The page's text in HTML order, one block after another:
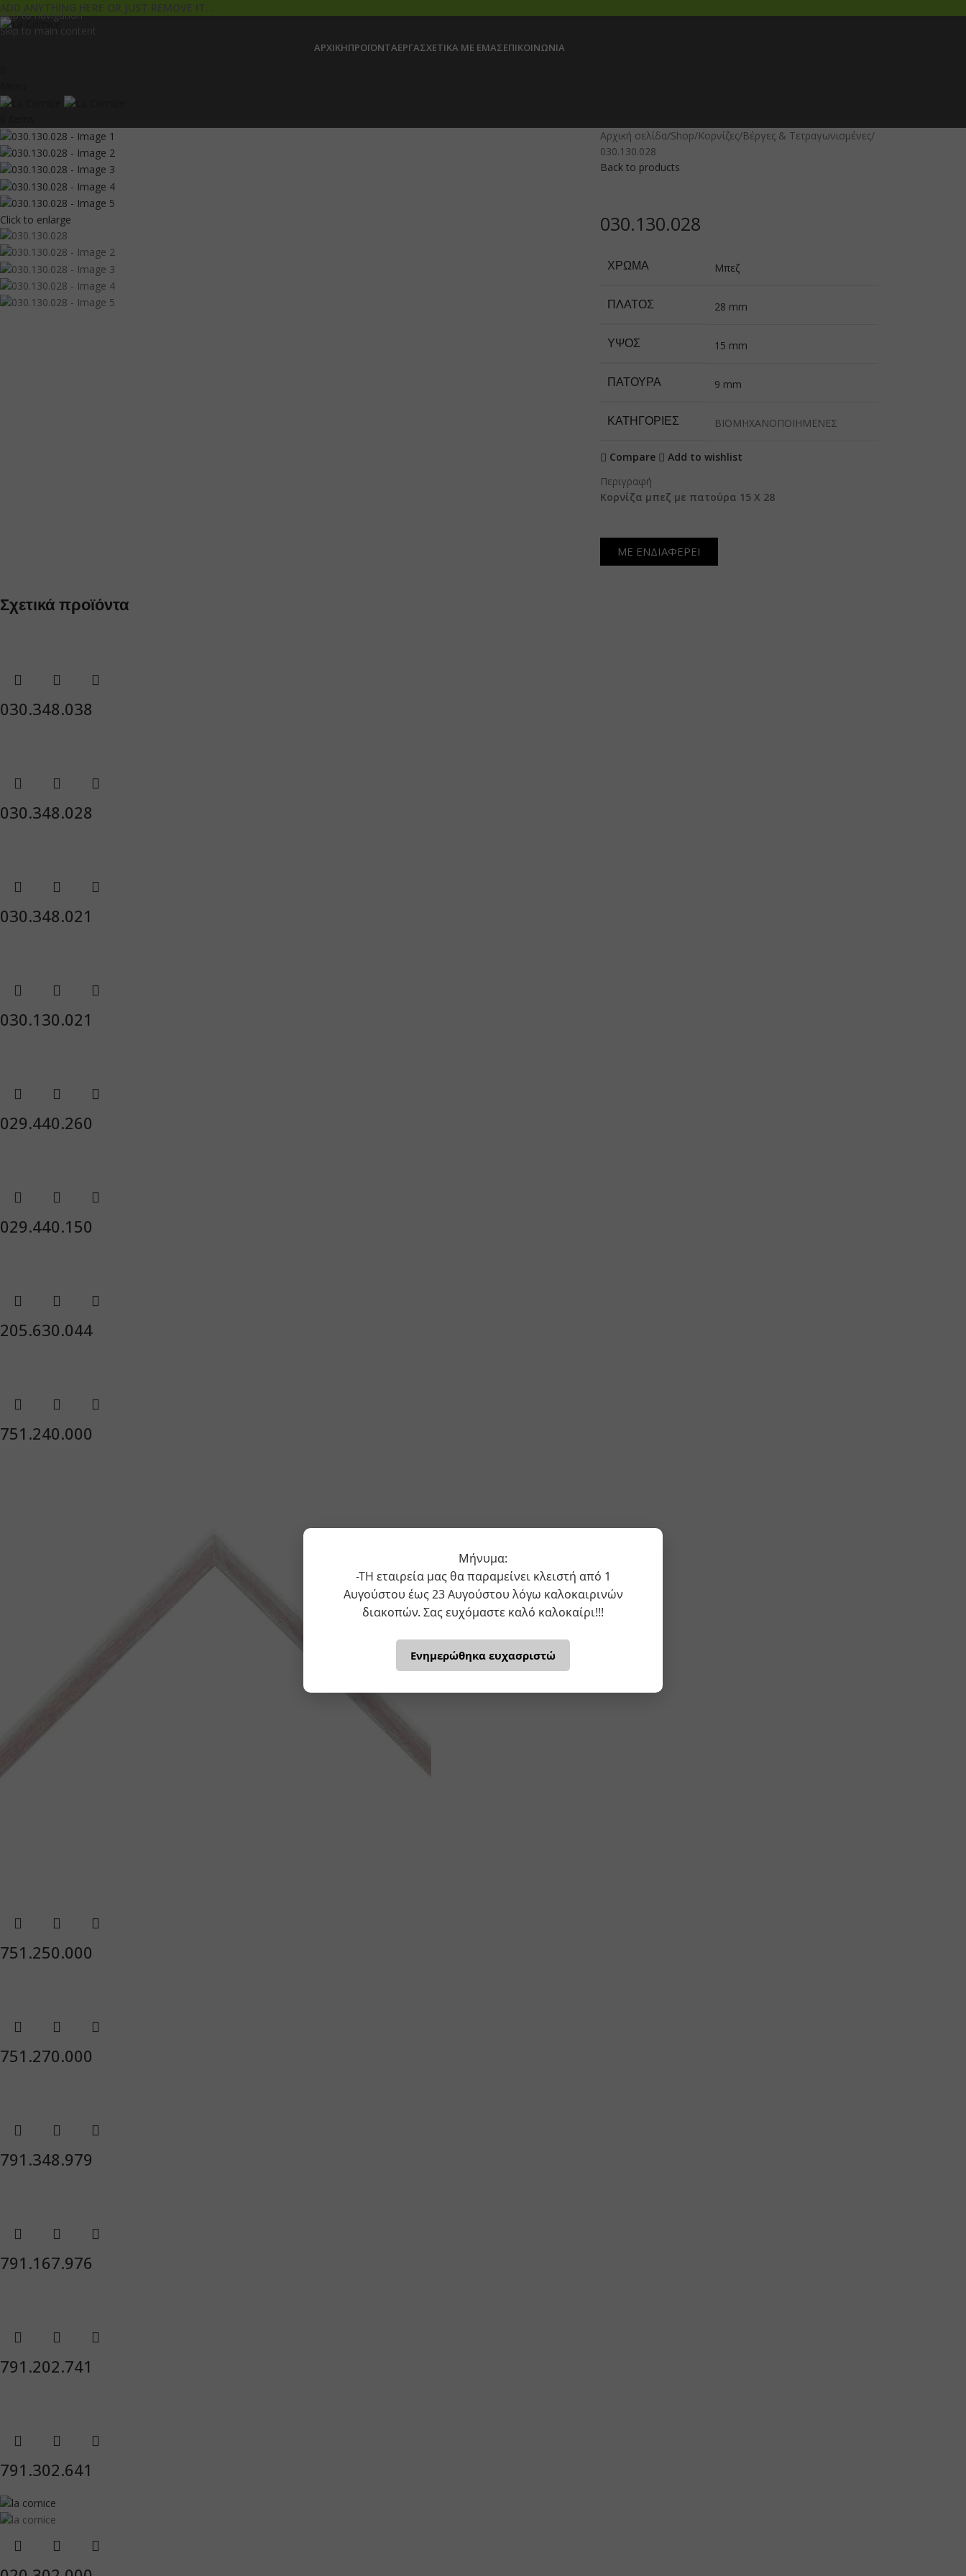
Skip to navigation
Skip to main content
ADD ANYTHING HERE OR JUST REMOVE IT…
ΑΡΧΙΚΉΠΡΟΪΌΝΤΑΈΡΓΑΣΧΕΤΙΚΆ ΜΕ ΕΜΆΣΕΠΙΚΟΙΝΩΝΊΑ
Click to enlarge
Αρχική σελίδα Shop Κορνίζες Βέργες & Τετραγωνισμένες
030.130.028
Back to products
030.130.028
ΧΡΏΜΑ Μπεζ
ΠΛΆΤΟΣ 28 mm
ΎΨΟΣ 15 mm
ΠΑΤΟΎΡΑ 9 mm
ΚΑΤΗΓΟΡΙΕΣ ΒΙΟΜΗΧΑΝΟΠΟΙΗΜΕΝΕΣ
Compare
Add to wishlist
Περιγραφή
Κορνίζα μπεζ με πατούρα 15 Χ 28
ΜΕ ΕΝΔΙΑΦΕΡΕΙ
Σχετικά προϊόντα
030.348.038
030.348.028
030.348.021
030.130.021
029.440.260
029.440.150
205.630.044
751.240.000
751.250.000
751.270.000
791.348.979
791.167.976
791.202.741
791.302.641
Μήνυμα:
-ΤΗ εταιρεία μας θα παραμείνει κλειστή από 1
Αυγούστου έως 23 Αυγούστου λόγω καλοκαιρινών
διακοπών. Σας ευχόμαστε καλό καλοκαίρι!!!
Ενημερώθηκα ευχασριστώ